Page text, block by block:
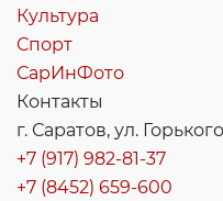
Культура
Спорт
СарИнФото
Контакты
г. Саратов, ул.
+7 (917) 982-81-37
+7 (8452) 659-600